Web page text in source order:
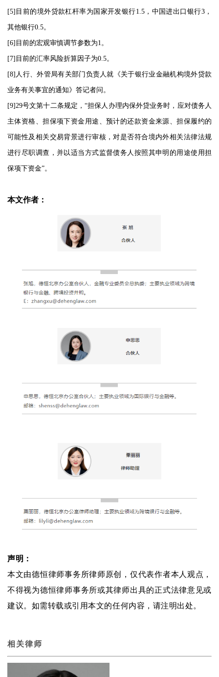
[5]目前的境外贷款杠杆率为国家开发银行1.5，中国进出口银行3，
其他银行0.5。
[6]目前的宏观审慎调节参数为1。
[7]目前的汇率风险折算因子为0.5。
[8]人行、外管局有关部门负责人就《关于银行业金融机构境外贷款
业务有关事宜的通知》答记者问。
[9]29号文第十二条规定，“担保人办理内保外贷业务时，应对债务人
主体资格、担保项下资金用途、预计的还款资金来源、担保履约的
可能性及相关交易背景进行审核，对是否符合境内外相关法律法规
进行尽职调查，并以适当方式监督债务人按照其申明的用途使用担
保项下资金”。
本文作者：
声明：
本文由德恒律师事务所律师原创，仅代表作者本人观点，
不得视为德恒律师事务所或其律师出具的正式法律意见或
建议。如需转载或引用本文的任何内容，请注明出处。
相关律师